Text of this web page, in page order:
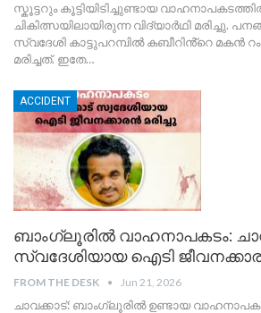
സ്കൂട്ടറും കൂട്ടിയിടിച്ചുണ്ടായ
ചികിത്സയിലായിരുന്ന വിദ്യാർഥി മരിച്ചു.
സ്വദേശി കാട്ടുപറമ്പിൽ കബീറിൻ്റെ മകൻ
മരിച്ചത്. ഇതേ…
ACCIDENT
ബാംഗ്ലൂരിൽ വാഹനാപകടം:
സ്വദേശിയായ ഐടി
FROM THE DESK Jun 21, 2026
​ചാവക്കാട്: ബാംഗ്ലൂരിൽ ഉണ്ടായ